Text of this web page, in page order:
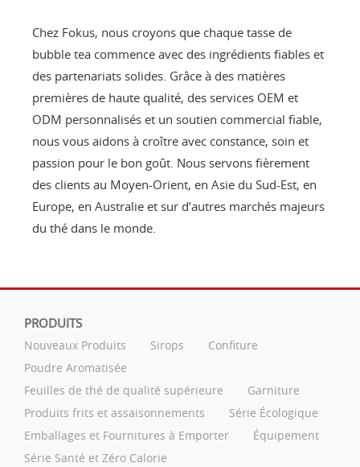
Chez Fokus, nous croyons que chaque tasse de
bubble tea commence avec des ingrédients fiables et
des partenariats solides. Grâce à des matières
premières de haute qualité, des services OEM et
ODM personnalisés et un soutien commercial fiable,
nous vous aidons à croître avec constance, soin et
passion pour le bon goût. Nous servons fièrement
des clients au Moyen-Orient, en Asie du Sud-Est, en
Europe, en Australie et sur d’autres marchés majeurs
du thé dans le monde.
PRODUITS
Nouveaux Produits Sirops
Confiture
Poudre Aromatisée
Feuilles de thé de qualité supérieure
Garniture
Produits frits et assaisonnements
Série Écologique
Emballages et Fournitures à Emporter
Équipement
Série Santé et Zéro Calorie